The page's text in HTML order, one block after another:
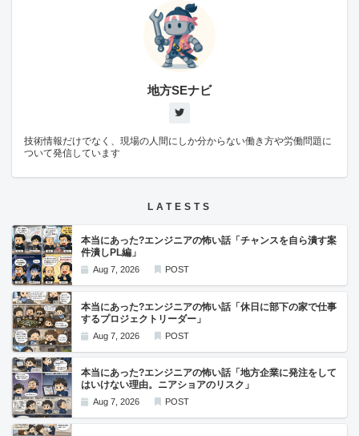
ーたちは、結局、明確なコンセプトを決めないまま、思い思いの感覚で
HTMLファイルの編集を始めた。 メンバーJ 😊 「ボタンのアイコン、て
んとう虫にしてみようよ。」 勉強会リーダーI 🙂 「こっちは星型で。バ
ランスも良さそうだし。」 メンバーH（若手）😨 「……勤怠管理ソフト
に、てんとう虫と星のアイコンですか？」 勉強会リーダーI 😊 「可愛い
からいいでしょ！」 コンセプトを誰も定めていなかったため、カラーリ
ーH（若手）😱 （このアイコン、実際に使う社員は何のボタンか分かる
がなぜか「てんとう虫」や「星」になっており、コンセプトが不明なま
た。 解説 問題点 HTML5が登場した頃、「デザインは理論化できるの
で、デザイナーでなくてもデザインができる」という意見が広まったこ
地方SEナビ
技術情報だけでなく、現場の人間にしか分からない働き方や労働問題に
ついて発信しています
LATESTS
本当にあった?エンジニアの怖い話「チャンスを自ら潰す案
件潰しPL編」
Aug 7, 2026 POST
本当にあった?エンジニアの怖い話「休日に部下の家で仕事
するプロジェクトリーダー」
Aug 7, 2026 POST
本当にあった?エンジニアの怖い話「地方企業に発注をして
はいけない理由。ニアショアのリスク」
Aug 7, 2026 POST